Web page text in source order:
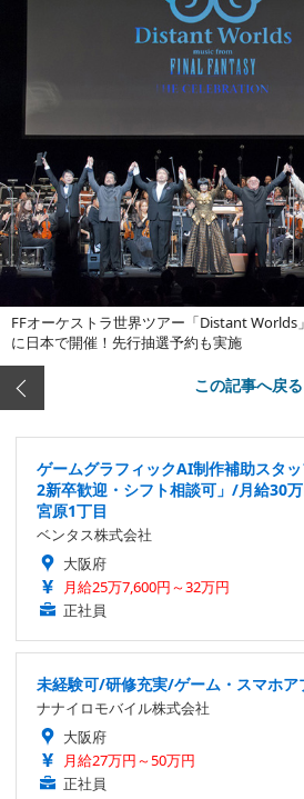
FFオーケストラ世界ツアー「Distant Worlds
に日本で開催！先行抽選予約も実施
この記事へ戻る
ゲームグラフィックAI制作補助スタ
2新卒歓迎・シフト相談可」/月給30
宮原1丁目
ベンタス株式会社
大阪府
月給25万7,600円～32万円
正社員
未経験可/研修充実/ゲーム・スマホア
ナナイロモバイル株式会社
大阪府
月給27万円～50万円
正社員